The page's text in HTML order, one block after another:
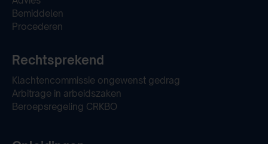
Bemiddelen
Procederen
Rechtsprekend
Klachtencommissie ongewenst gedrag
Arbitrage in arbeidszaken
Beroepsregeling CRKBO